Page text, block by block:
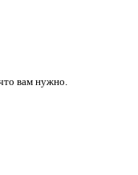
вам нужно.